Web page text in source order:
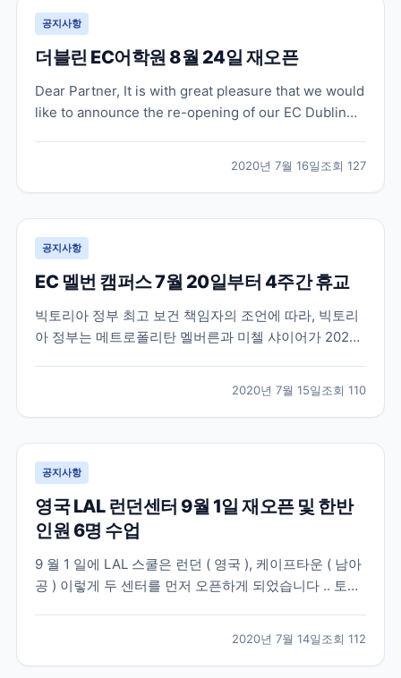
공지사항
더블린 EC어학원 8월 24일 재오픈
Dear Partner, It is with great pleasure that we would
like to announce the re-opening of our EC Dublin
2020년 7월 16일조회 127
공지사항
EC 멜번 캠퍼스 7월 20일부터 4주간 휴교
빅토리아 정부 최고 보건 책임자의 조언에 따라, 빅토리
아 정부는 메트로폴리탄 멜버른과 미첼 샤이어가 2020
이동제한령은 최소 6주 동안 지속될 예정이며 자세한 정
보는 여기서 확인하실 수 있습니다. –...
2020년 7월 15일조회 110
공지사항
영국 LAL 런던센터 9월 1일 재오픈 및 한반
인원 6명 수업
9 월 1 일에 LAL 스쿨은 런던 ( 영국 ), 케이프타운 ( 남아
공 ) 이렇게 두 센터를 먼저 오픈하게 되었습니다 .. 토베
국하셨던 학생들은 , 런던센터로 변경을 하실 수 있습니
다 . 영국정부는 7 월 10...
2020년 7월 14일조회 112